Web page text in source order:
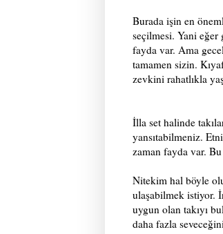
Burada işin en
seçilmesi. Yani eğer
fayda var. Ama
tamamen sizin.
zevkini rahatlıkla
İlla set halinde
yansıtabilmeniz.
zaman fayda var.
Nitekim hal böyle
ulaşabilmek istiyor.
uygun olan takıyı
daha fazla